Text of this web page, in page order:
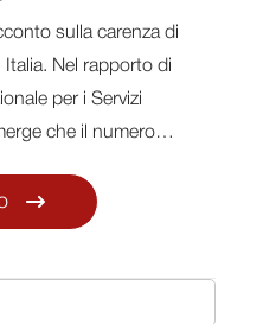
sulla carenza di
Nel rapporto di
per i Servizi
che il numero…